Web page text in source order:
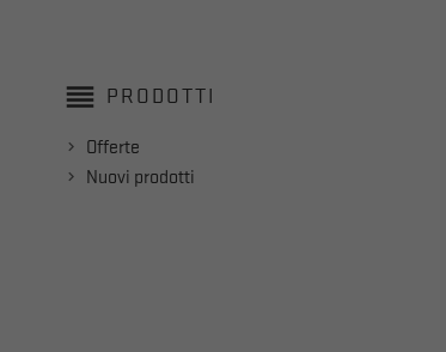
reorder PRODOTTI
Offerte
Nuovi prodotti